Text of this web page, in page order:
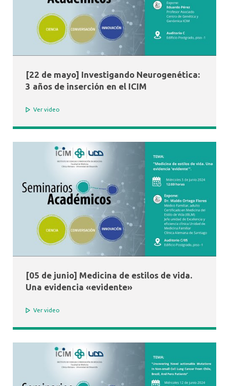
Ver video
[22 de mayo] Investigando Neurogenética:
3 años de inserción en el ICIM
Ver video
[05 de junio] Medicina de estilos de vida.
Una evidencia «evidente»